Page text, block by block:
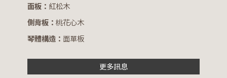
面板： 紅松木
側背板：桃花心木
琴體構造： 面單板
更多訊息